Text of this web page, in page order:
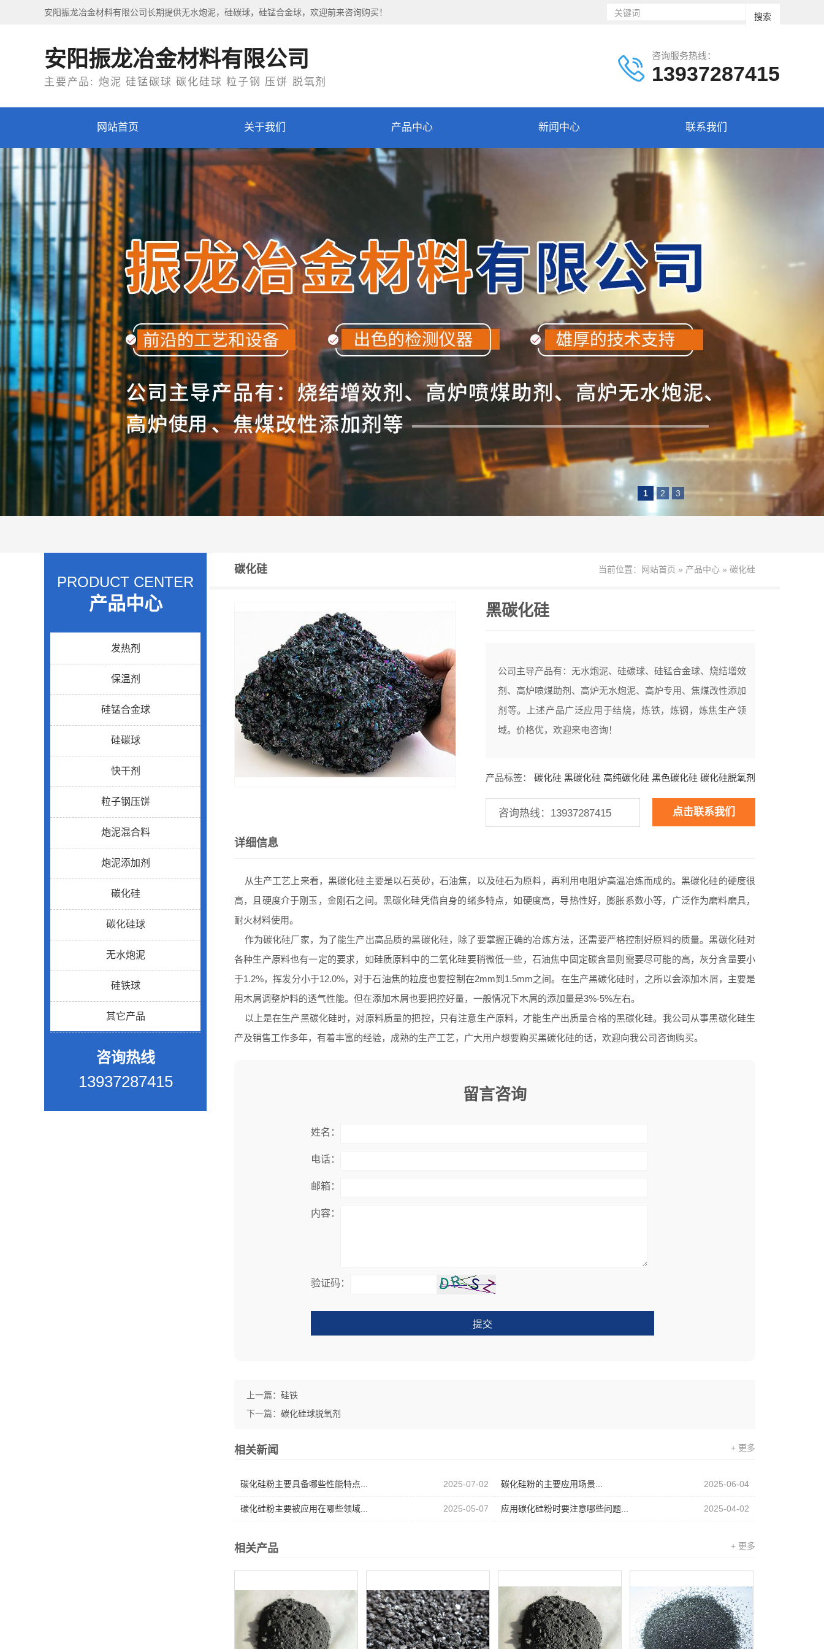
安阳振龙冶金材料有限公司长期提供无水炮泥，硅碳球，硅锰合金球，欢迎前来咨询购买！
咨询服务热线：
13937287415
安阳振龙冶金材料有限公司
主要产品: 炮泥 硅锰碳球 碳化硅球 粒子钢 压饼 脱氧剂
网站首页 关于我们 产品中心 新闻中心 联系我们
1 2 3
PRODUCT CENTER
产品中心
发热剂
保温剂
硅锰合金球
硅碳球
快干剂
粒子钢压饼
炮泥混合料
炮泥添加剂
碳化硅
碳化硅球
无水炮泥
硅铁球
其它产品
咨询热线
13937287415
碳化硅 当前位置： 网站首页 » 产品中心 » 碳化硅
黑碳化硅
公司主导产品有：无水炮泥、硅碳球、硅锰合金球、烧结增效
剂、高炉喷煤助剂、高炉无水炮泥、高炉专用、焦煤改性添加
剂等。上述产品广泛应用于结烧，炼铁，炼钢，炼焦生产领
域。价格优，欢迎来电咨询！
产品标签： 碳化硅 黑碳化硅 高纯碳化硅 黑色碳化硅 碳化硅脱氧剂
咨询热线：13937287415 点击联系我们
详细信息
从生产工艺上来看，黑碳化硅主要是以石英砂，石油焦，以及硅石为原料，再利用电阻炉高温冶炼而成的。黑碳化硅的硬度很
高，且硬度介于刚玉，金刚石之间。黑碳化硅凭借自身的绪多特点，如硬度高，导热性好，膨胀系数小等，广泛作为磨料磨具，
耐火材料使用。
作为碳化硅厂家，为了能生产出高品质的黑碳化硅，除了要掌握正确的冶炼方法，还需要严格控制好原料的质量。黑碳化硅对
各种生产原料也有一定的要求，如硅质原料中的二氧化硅要稍微低一些，石油焦中固定碳含量则需要尽可能的高，灰分含量要小
于1.2%，挥发分小于12.0%，对于石油焦的粒度也要控制在2mm到1.5mm之间。在生产黑碳化硅时，之所以会添加木屑，主要是
用木屑调整炉料的透气性能。但在添加木屑也要把控好量，一般情况下木屑的添加量是3%-5%左右。
以上是在生产黑碳化硅时，对原料质量的把控，只有注意生产原料，才能生产出质量合格的黑碳化硅。我公司从事黑碳化硅生
产及销售工作多年，有着丰富的经验，成熟的生产工艺，广大用户想要购买黑碳化硅的话，欢迎向我公司咨询购买。
留言咨询
姓名：
电话：
邮箱：
内容：
验证码：
提交
上一篇： 硅铁
下一篇： 碳化硅球脱氧剂
相关新闻 + 更多
2025-07-02
碳化硅粉主要具备哪些性能特点... 2025-06-04
碳化硅粉的主要应用场景...
2025-05-07
碳化硅粉主要被应用在哪些领域... 2025-04-02
应用碳化硅粉时要注意哪些问题...
相关产品 + 更多